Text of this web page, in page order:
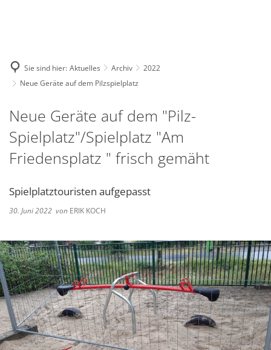
Sie sind hier: Aktuelles Archiv
2022
Neue Geräte auf dem Pilzspielplatz
Neue Geräte auf dem "Pilz-
Spielplatz"/Spielplatz "Am
Friedensplatz " frisch gemäht
Spielplatztouristen aufgepasst
30. Juni 2022 von ERIK KOCH